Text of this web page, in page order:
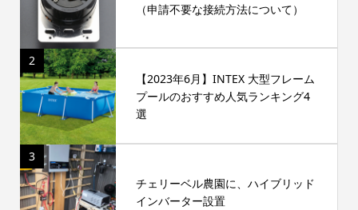
（申請不要な接続方法について）
2
【2023年6月】INTEX 大型フレーム
プールのおすすめ人気ランキング4
選
3
チェリーベル農園に、ハイブリッド
インバーター設置